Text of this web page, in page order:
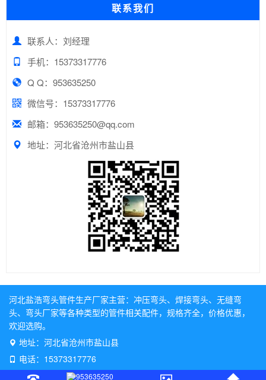
联系我们
联系人：刘经理
手机：15373317776
Q Q：953635250
微信号：15373317776
邮箱：953635250@qq.com
地址：河北省沧州市盐山县
河北盐浩弯头管件生产厂家主营： 冲压弯头、 焊接弯头、 无缝弯
头、 弯头厂家等各种类型的管件相关配件，规格齐全，价格优惠，
欢迎选购。
地址：河北省沧州市盐山县
电话：15373317776